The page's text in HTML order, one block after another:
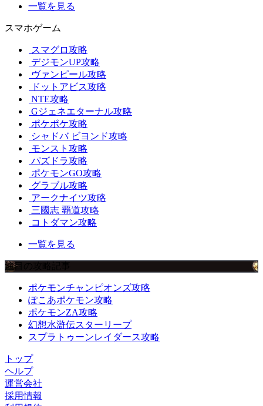
一覧を見る
スマホゲーム
スマグロ攻略
デジモンUP攻略
ヴァンピール攻略
ドットアビス攻略
NTE攻略
Gジェネエターナル攻略
ポケポケ攻略
シャドバ ビヨンド攻略
モンスト攻略
パズドラ攻略
ポケモンGO攻略
グラブル攻略
アークナイツ攻略
三國志 覇道攻略
コトダマン攻略
一覧を見る
注目の攻略記事
ポケモンチャンピオンズ攻略
ぽこあポケモン攻略
ポケモンZA攻略
幻想水滸伝スターリープ
スプラトゥーンレイダース攻略
トップ
ヘルプ
運営会社
採用情報